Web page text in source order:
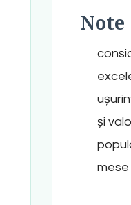
Note
și
mese